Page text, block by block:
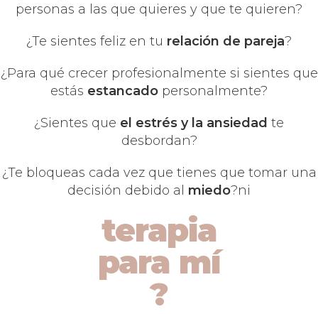
personas a las que quieres y que te quieren?
¿Te sientes feliz en tu relación de pareja?
¿Para qué crecer profesionalmente si sientes que
estás estancado personalmente?
¿Sientes que el estrés y la ansiedad te
desbordan?
¿Te bloqueas cada vez que tienes que tomar una
decisión debido al miedo?ni
terapia
para mí
?